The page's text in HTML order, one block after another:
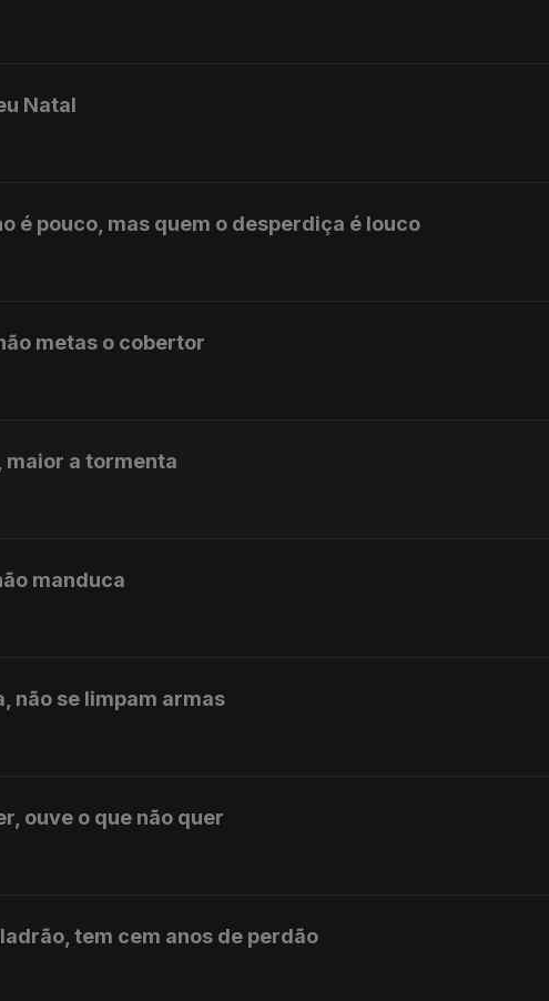
Natal
é pouco, mas quem o desperdiça é louco
metas o cobertor
maior a tormenta
manduca
não se limpam armas
ouve o que não quer
tem cem anos de perdão